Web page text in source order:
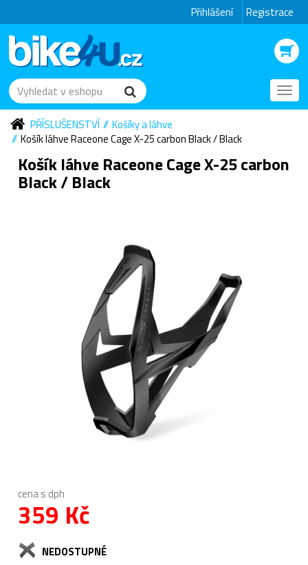
Přihlášení Registrace
PŘÍSLUŠENSTVÍ
Košíky a láhve
Košík láhve Raceone Cage X-25 carbon Black / Black
Košík láhve Raceone Cage X-25 carbon
Black / Black
cena s dph
359 Kč
NEDOSTUPNÉ